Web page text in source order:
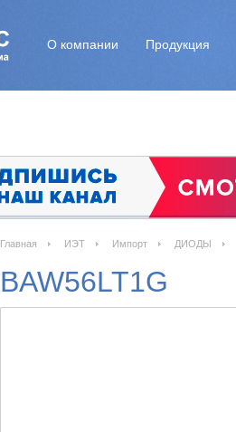
О компании Продукция
Главная ИЭТ Импорт ДИОДЫ
BAW56LT1G